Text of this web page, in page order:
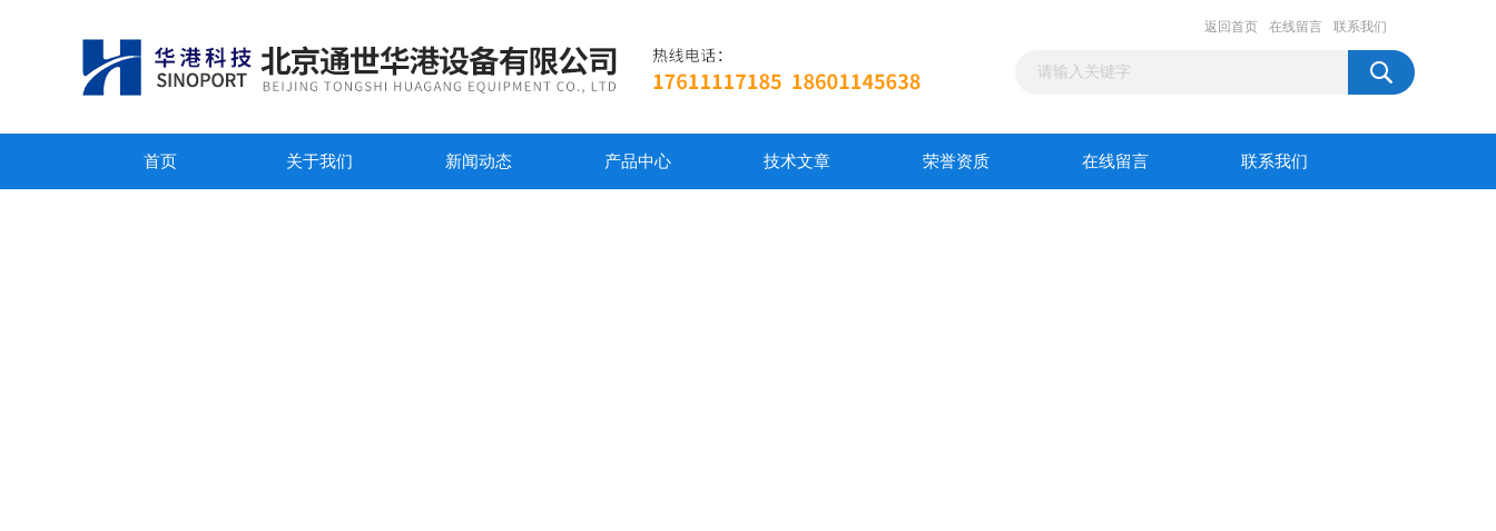
返回首页 在线留言 联系我们
首页 关于我们 新闻动态 产品中心 技术文章 荣誉资质 在线留言 联系我们